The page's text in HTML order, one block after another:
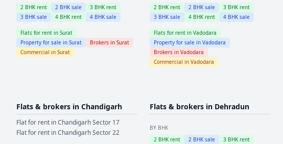
2 BHK rent 2 BHK sale 3 BHK rent
3 BHK sale 4 BHK rent 4 BHK sale
Flats for rent in Surat
Property for sale in Surat Brokers in Surat
Commercial in Surat
2BHK rent 2BHK sale 3BHK rent
3BHK sale 4BHK rent 4BHK sale
Flats for rent in Vadodara
Property for sale in Vadodara
Brokers in Vadodara
Commercial in Vadodara
Flats & brokers in Chandigarh
Flat for rent inChandigarhSector 17
Flat for rent inChandigarhSector 22
Flats & brokers in Dehradun
BY BHK
2BHK rent 2BHK sale 3BHK rent